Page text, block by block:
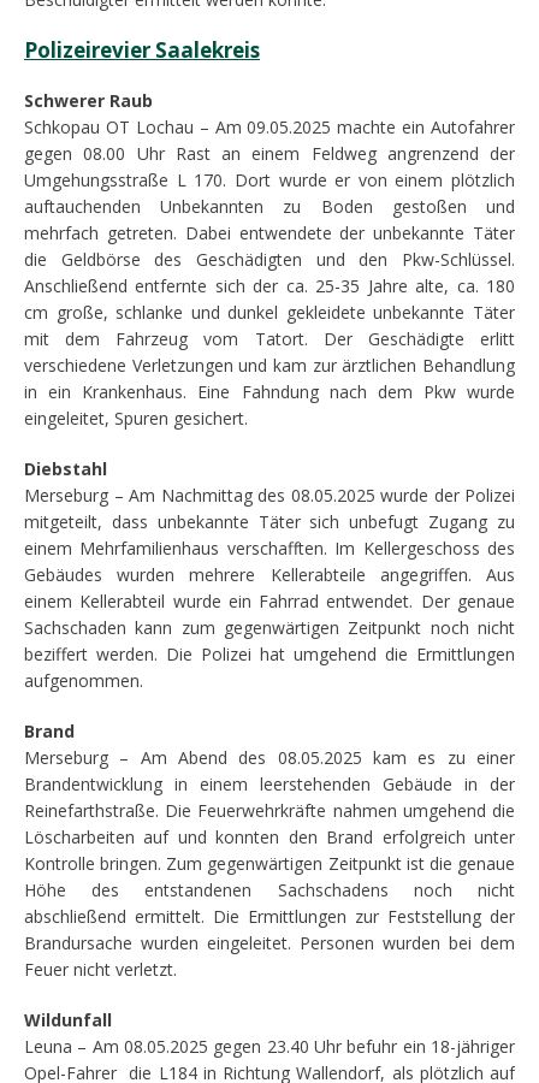
Polizeirevier Saalekreis
Schwerer Raub
Schkopau OT Lochau – Am 09.05.2025 machte ein Autofahrer
gegen 08.00 Uhr Rast an einem Feldweg angrenzend der
Umgehungsstraße L 170. Dort wurde er von einem plötzlich
auftauchenden Unbekannten zu Boden gestoßen und
mehrfach getreten. Dabei entwendete der unbekannte Täter
die Geldbörse des Geschädigten und den Pkw-Schlüssel.
Anschließend entfernte sich der ca. 25-35 Jahre alte, ca. 180
cm große, schlanke und dunkel gekleidete unbekannte Täter
mit dem Fahrzeug vom Tatort. Der Geschädigte erlitt
verschiedene Verletzungen und kam zur ärztlichen Behandlung
in ein Krankenhaus. Eine Fahndung nach dem Pkw wurde
eingeleitet, Spuren gesichert.
Diebstahl
Merseburg – Am Nachmittag des 08.05.2025 wurde der Polizei
mitgeteilt, dass unbekannte Täter sich unbefugt Zugang zu
einem Mehrfamilienhaus verschafften. Im Kellergeschoss des
Gebäudes wurden mehrere Kellerabteile angegriffen. Aus
einem Kellerabteil wurde ein Fahrrad entwendet. Der genaue
Sachschaden kann zum gegenwärtigen Zeitpunkt noch nicht
beziffert werden. Die Polizei hat umgehend die Ermittlungen
aufgenommen.
Brand
Merseburg – Am Abend des 08.05.2025 kam es zu einer
Brandentwicklung in einem leerstehenden Gebäude in der
Reinefarthstraße. Die Feuerwehrkräfte nahmen umgehend die
Löscharbeiten auf und konnten den Brand erfolgreich unter
Kontrolle bringen. Zum gegenwärtigen Zeitpunkt ist die genaue
Höhe des entstandenen Sachschadens noch nicht
abschließend ermittelt. Die Ermittlungen zur Feststellung der
Brandursache wurden eingeleitet. Personen wurden bei dem
Feuer nicht verletzt.
Wildunfall
Leuna – Am 08.05.2025 gegen 23.40 Uhr befuhr ein 18-jähriger
Opel-Fahrer die L184 in Richtung Wallendorf, als plötzlich auf